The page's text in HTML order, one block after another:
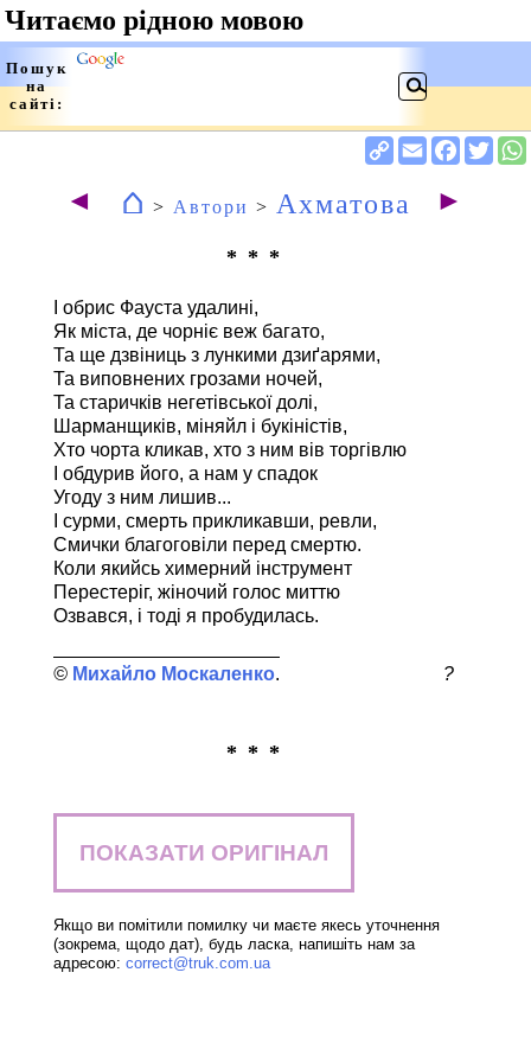
◄ ⌂ > Автори > Ахматова ►
* * *
І обрис Фауста удалині,
Як міста, де чорніє веж багато,
Та ще дзвіниць з лункими дзиґарями,
Та виповнених грозами ночей,
Та старичків негетівської долі,
Шарманщиків, міняйл і букіністів,
Хто чорта кликав, хто з ним вів торгівлю
І обдурив його, а нам у спадок
Угоду з ним лишив...
І сурми, смерть прикликавши, ревли,
Смички благоговіли перед смертю.
Коли якийсь химерний інструмент
Перестеріг, жіночий голос миттю
Озвався, і тоді я пробудилась.
Михайло Москаленко ?
* * *
ПОКАЗАТИ ОРИГІНАЛ
Якщо ви помітили помилку чи маєте якесь уточнення
(зокрема, щодо дат), будь ласка, напишіть нам за
адресою: correct@truk.com.ua